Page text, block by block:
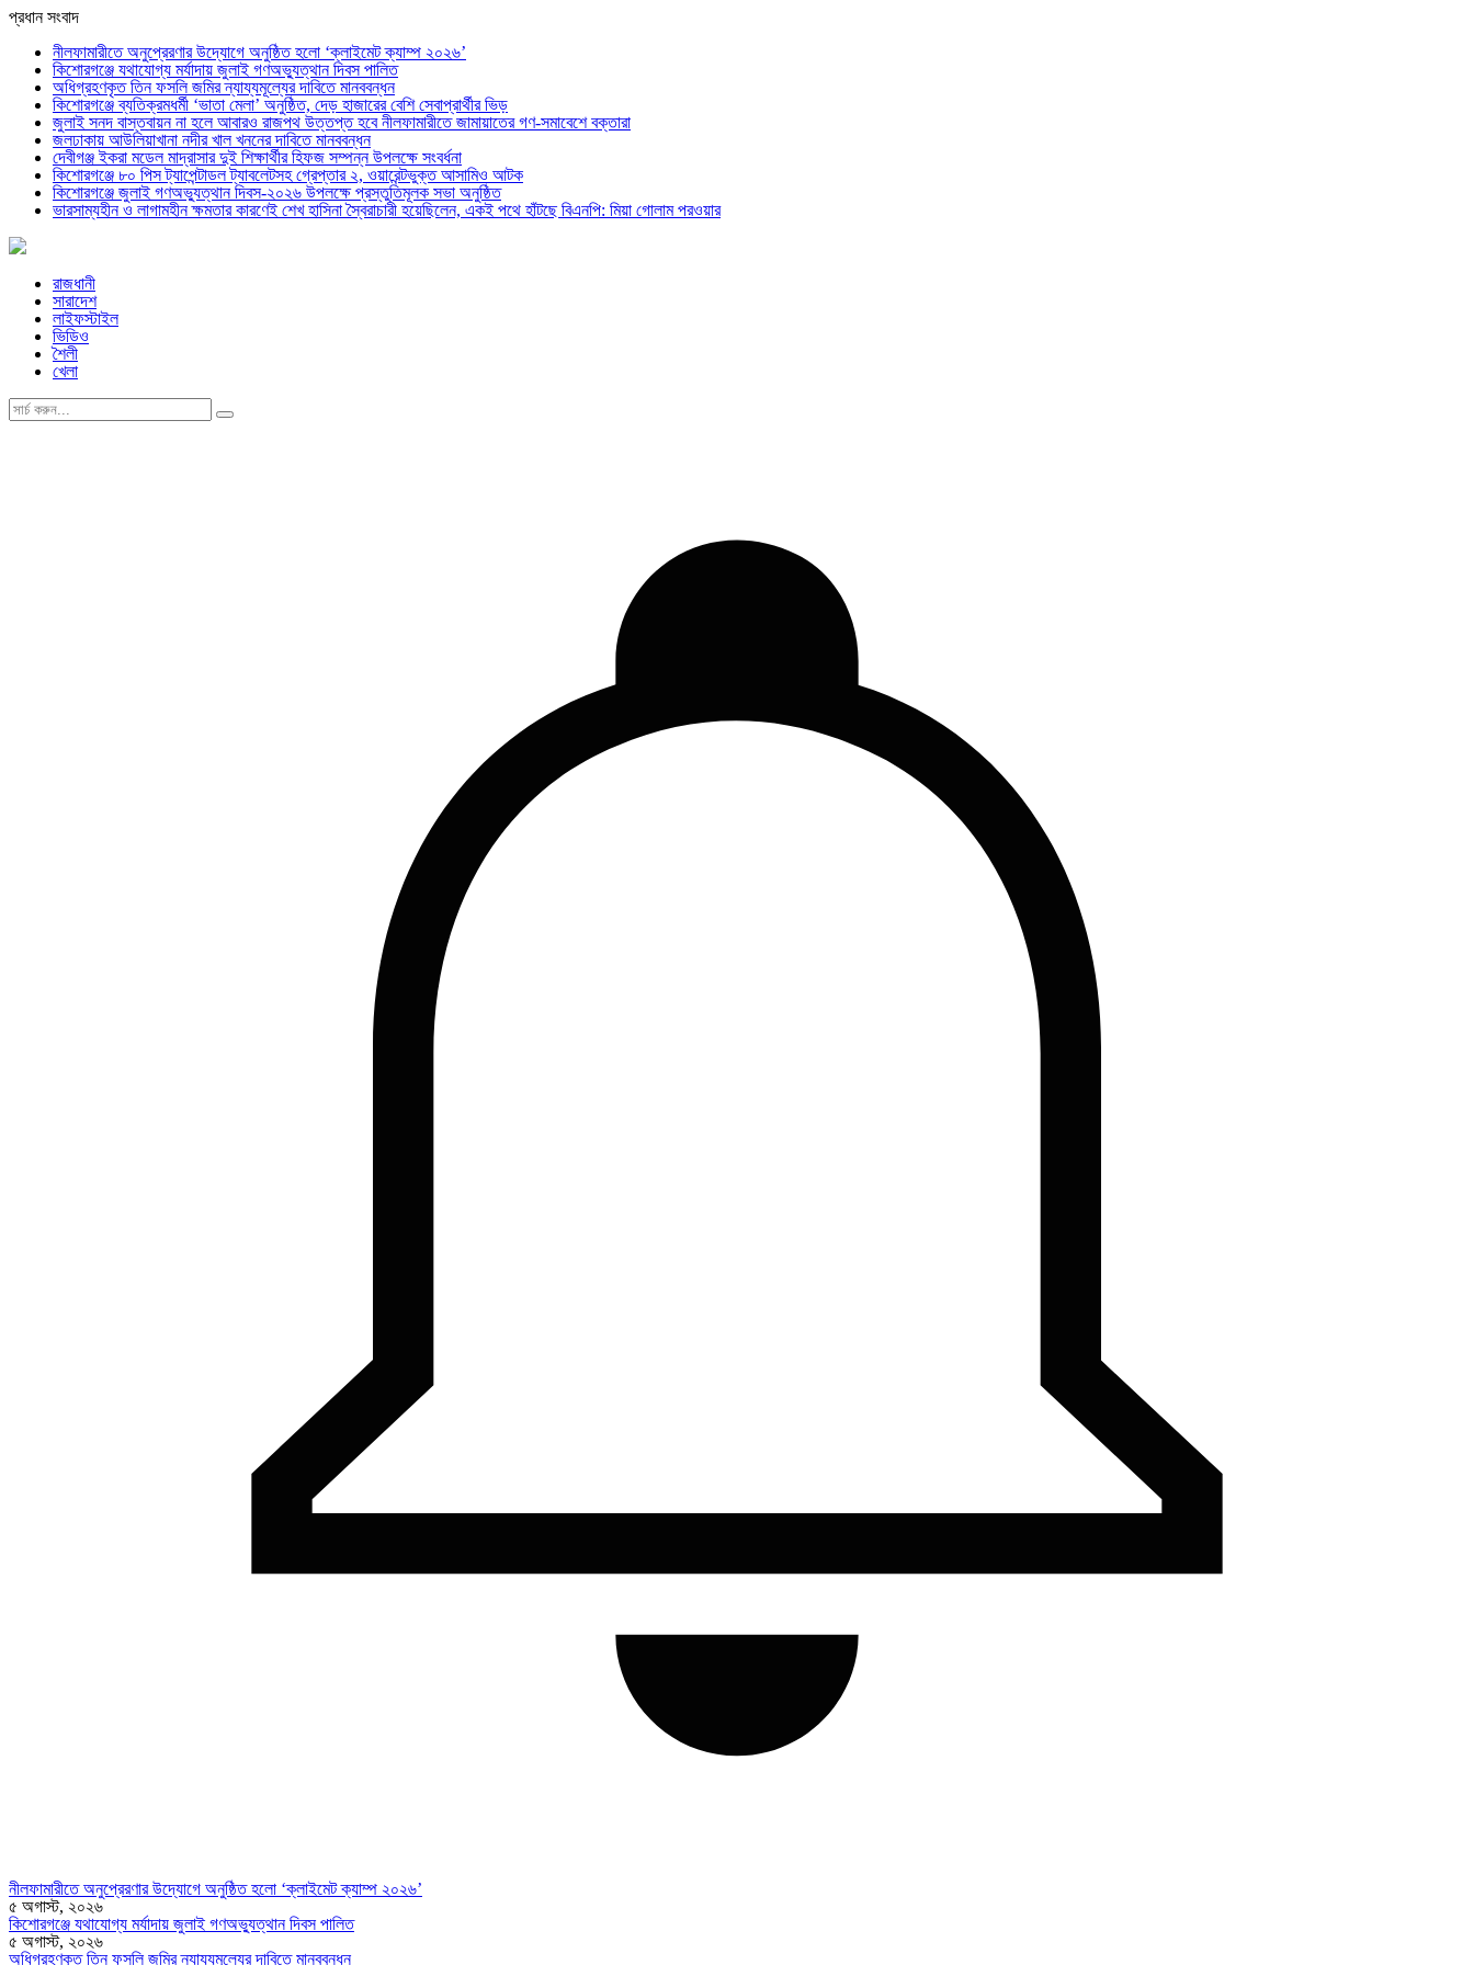
প্রধান সংবাদ
নীলফামারীতে অনুপ্রেরণার উদ্যোগে অনুষ্ঠিত হলো ‘ক্লাইমেট ক্যাম্প ২০২৬’
কিশোরগঞ্জে যথাযোগ্য মর্যাদায় জুলাই গণঅভ্যুত্থান দিবস পালিত
অধিগ্রহণকৃত তিন ফসলি জমির ন্যায্যমূল্যের দাবিতে মানববন্ধন
কিশোরগঞ্জে ব্যতিক্রমধর্মী ‘ভাতা মেলা’ অনুষ্ঠিত, দেড় হাজারের বেশি সেবাপ্রার্থীর ভিড়
জুলাই সনদ বাস্তবায়ন না হলে আবারও রাজপথ উত্তপ্ত হবে নীলফামারীতে জামায়াতের গণ-সমাবেশে বক্তারা
জলঢাকায় আউলিয়াখানা নদীর খাল খননের দাবিতে মানববন্ধন
দেবীগঞ্জ ইকরা মডেল মাদ্রাসার দুই শিক্ষার্থীর হিফজ সম্পন্ন উপলক্ষে সংবর্ধনা
কিশোরগঞ্জে ৮০ পিস ট্যাপেন্টাডল ট্যাবলেটসহ গ্রেপ্তার ২, ওয়ারেন্টভুক্ত আসামিও আটক
কিশোরগঞ্জে জুলাই গণঅভ্যুত্থান দিবস-২০২৬ উপলক্ষে প্রস্তুতিমূলক সভা অনুষ্ঠিত
ভারসাম্যহীন ও লাগামহীন ক্ষমতার কারণেই শেখ হাসিনা স্বৈরাচারী হয়েছিলেন, একই পথে হাঁটছে বিএনপি: মিয়া গোলাম পরওয়ার
রাজধানী
সারাদেশ
লাইফস্টাইল
ভিডিও
শৈলী
খেলা
নীলফামারীতে অনুপ্রেরণার উদ্যোগে অনুষ্ঠিত হলো ‘ক্লাইমেট ক্যাম্প ২০২৬’
৫ অগাস্ট, ২০২৬
কিশোরগঞ্জে যথাযোগ্য মর্যাদায় জুলাই গণঅভ্যুত্থান দিবস পালিত
৫ অগাস্ট, ২০২৬
অধিগ্রহণকৃত তিন ফসলি জমির ন্যায্যমূল্যের দাবিতে মানববন্ধন